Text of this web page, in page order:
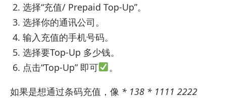
选择“充值/ Prepaid Top-Up”。
选择你的通讯公司。
输入充值的手机号码。
选择要Top-Up 多少钱。
点击“Top-Up” 即可
。
如果是想通过条码充值，像 * 138 * 1111 2222